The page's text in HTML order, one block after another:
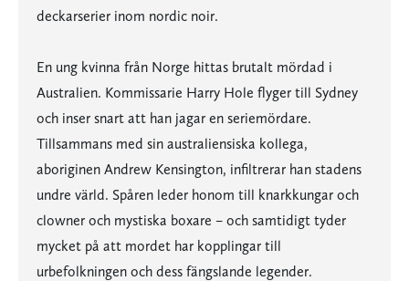
deckarserier inom nordic noir.
En ung kvinna från Norge hittas brutalt mördad i
Australien. Kommissarie Harry Hole flyger till Sydney
och inser snart att han jagar en seriemördare.
Tillsammans med sin australiensiska kollega,
aboriginen Andrew Kensington, infiltrerar han stadens
undre värld. Spåren leder honom till knarkkungar och
clowner och mystiska boxare – och samtidigt tyder
mycket på att mordet har kopplingar till
urbefolkningen och dess fängslande legender.